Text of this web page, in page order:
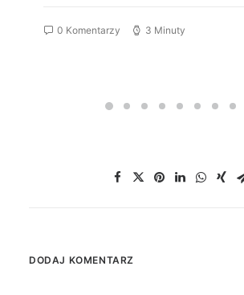
0 Komentarzy 3 Minuty
DODAJ KOMENTARZ